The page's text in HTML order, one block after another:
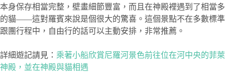
本身保存相當完整，壁畫細節豐富，而且在神殿裡遇到了相當多
的貓——這對羅賓來說是個很大的驚喜。這個景點不在多數標準
跟團行程中，自由行的話可以主動安排，非常推薦。
詳細遊記請見： 乘著小船欣賞尼羅河景色前往位在河中央的菲萊
神殿，並在神殿與貓相遇